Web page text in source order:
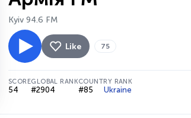
Kyiv 94.6 FM
Like 75
SCORE
54
GLOBAL RANK
#2904
COUNTRY RANK
#85 Ukraine